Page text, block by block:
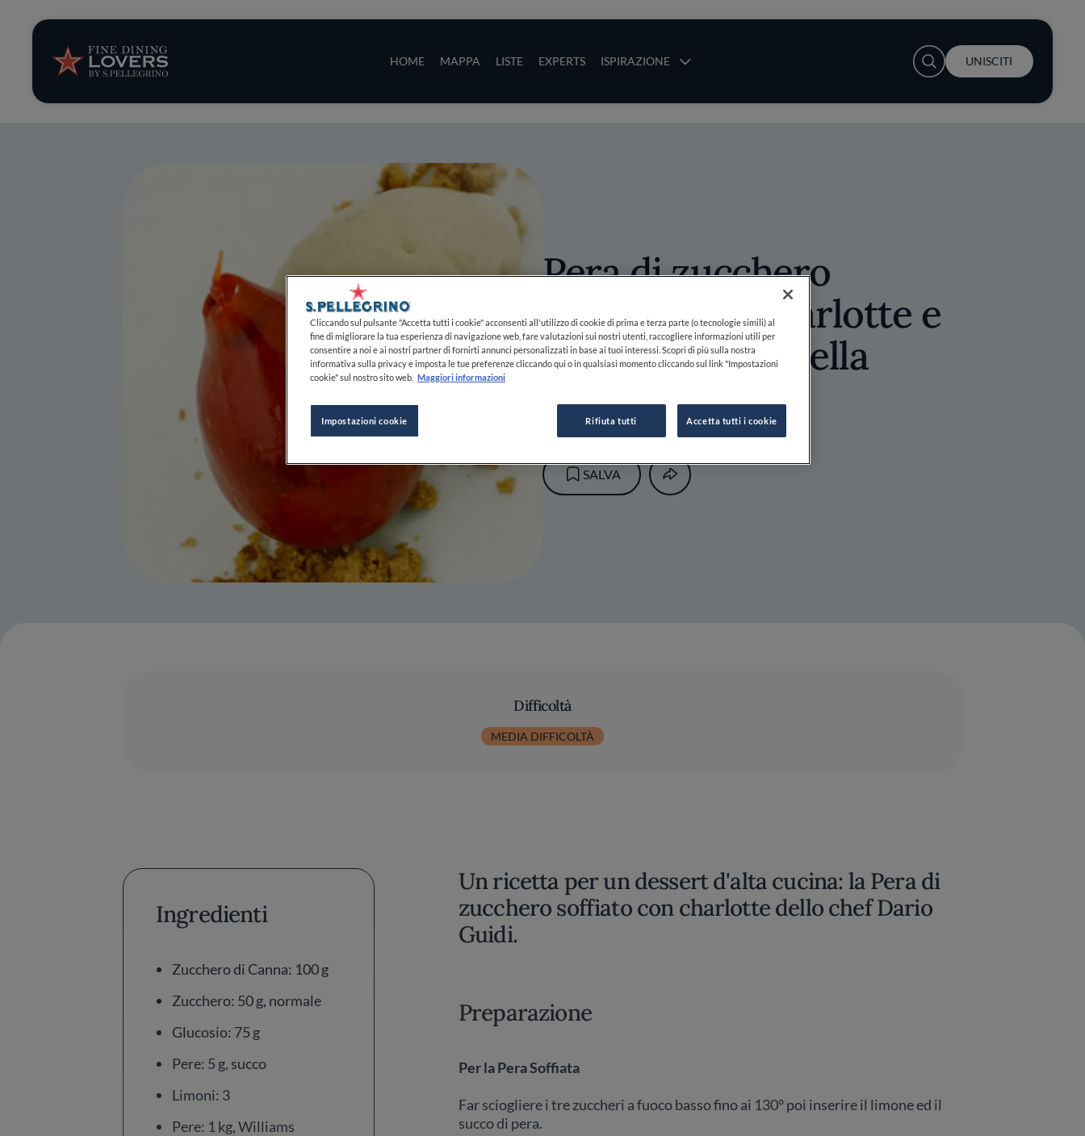
HOME MAPPA LISTE EXPERTS ISPIRAZIONE
Storie e tendenze
Ricette
Trucchi e consigli
User account menu
UNISCITI
Pera di zucchero
soffiato con charlotte e
gelato alla cannella
08 LUG 2014
SALVA
Difficoltà
MEDIA DIFFICOLTÀ
Ingredienti
Zucchero di Canna: 100 g
Zucchero: 50 g, normale
Glucosio: 75 g
Pere: 5 g, succo
Limoni: 3
Pere: 1 kg, Williams
Un ricetta per un dessert d'alta cucina: la Pera di
zucchero soffiato con charlotte dello chef Dario
Guidi.
Preparazione
Per la Pera Soffiata
Far sciogliere i tre zuccheri a fuoco basso fino ai 130° poi inserire il limone ed il
succo di pera.
Cliccando sul pulsante "Accetta tutti i cookie" acconsenti all'utilizzo di cookie di prima e terza parte (o tecnologie simili) al
fine di migliorare la tua esperienza di navigazione web, fare valutazioni sui nostri utenti, raccogliere informazioni utili per
consentire a noi e ai nostri partner di fornirti annunci personalizzati in base ai tuoi interessi. Scopri di più sulla nostra
informativa sulla privacy e imposta le tue preferenze cliccando qui o in qualsiasi momento cliccando sul link "Impostazioni
cookie" sul nostro sito web. Maggiori informazioni
Impostazioni cookie Rifiuta tutti Accetta tutti i cookie